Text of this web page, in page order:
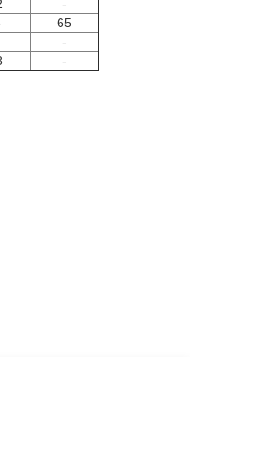
-
65
-
-